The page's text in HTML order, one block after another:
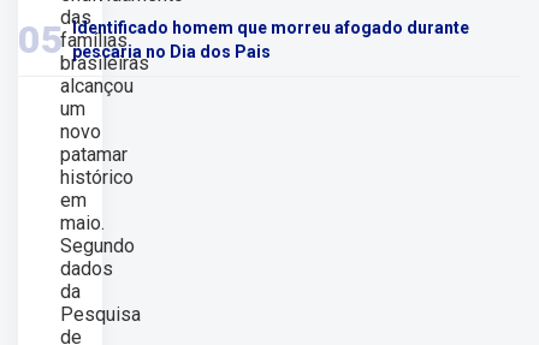
das
famílias
brasileiras
alcançou
um
novo
patamar
histórico
em
maio.
Segundo
dados
da
Pesquisa
de
05 Identificado homem que morreu afogado durante
pescaria no Dia dos Pais